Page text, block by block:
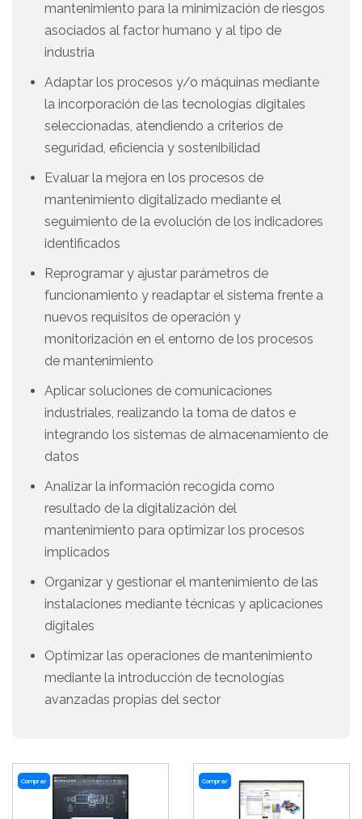
mantenimiento para la minimización de riesgos
asociados al factor humano y al tipo de
industria
Adaptar los procesos y/o máquinas mediante
la incorporación de las tecnologías digitales
seleccionadas, atendiendo a criterios de
seguridad, eficiencia y sostenibilidad
Evaluar la mejora en los procesos de
mantenimiento digitalizado mediante el
seguimiento de la evolución de los indicadores
identificados
Reprogramar y ajustar parámetros de
funcionamiento y readaptar el sistema frente a
nuevos requisitos de operación y
monitorización en el entorno de los procesos
de mantenimiento
Aplicar soluciones de comunicaciones
industriales, realizando la toma de datos e
integrando los sistemas de almacenamiento de
datos
Analizar la información recogida como
resultado de la digitalización del
mantenimiento para optimizar los procesos
implicados
Organizar y gestionar el mantenimiento de las
instalaciones mediante técnicas y aplicaciones
digitales
Optimizar las operaciones de mantenimiento
mediante la introducción de tecnologías
avanzadas propias del sector
Comprar Comprar